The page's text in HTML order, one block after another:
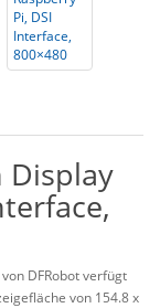
Display
DFRobot verfügt
von 154.8 x